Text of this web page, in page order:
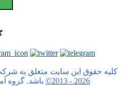
کلیه حقوق این سایت متعلق به
©2013 - 2026